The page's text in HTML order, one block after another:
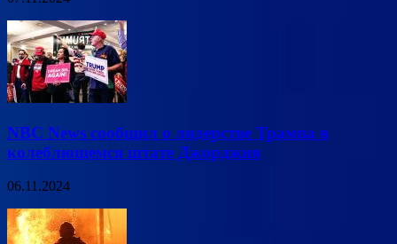
NBC News сообщил о лидерстве Трампа в
колеблющемся штате Джорджия
06.11.2024